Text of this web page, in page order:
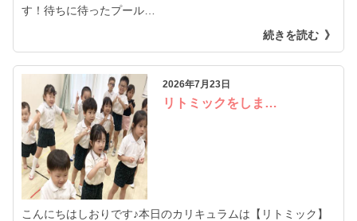
す！待ちに待ったプール…
続きを読む
2026年7月23日
リトミックをしま…
こんにちはしおりです♪本日のカリキュラムは【リトミック】